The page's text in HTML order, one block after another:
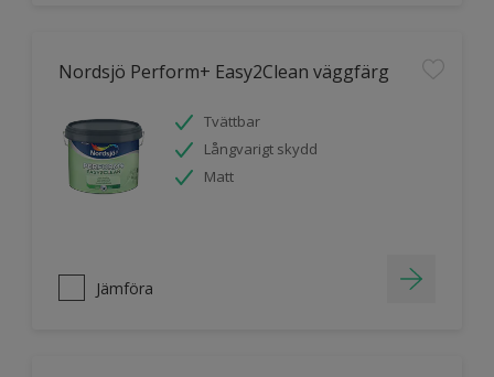
Nordsjö Perform+ Easy2Clean väggfärg
Tvättbar
Långvarigt skydd
Matt
Jämföra